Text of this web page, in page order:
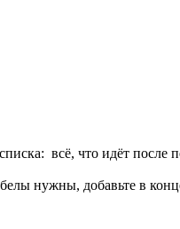
всё, что идёт после
нужны, добавьте в